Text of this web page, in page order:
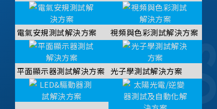
電氣安規測試解決方案 視頻與色彩測試解決方案
平面顯示器測試解決方案 光子學測試解決方案